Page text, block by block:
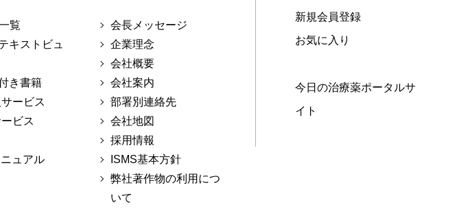
覧
キストビュ
き書籍
ービス
ビス
ュアル
会長メッセージ
企業理念
会社概要
会社案内
部署別連絡先
会社地図
採用情報
ISMS基本方針
弊社著作物の利用につ
いて
新規会員登録
お気に入り
今日の治療薬ポータルサ
イト